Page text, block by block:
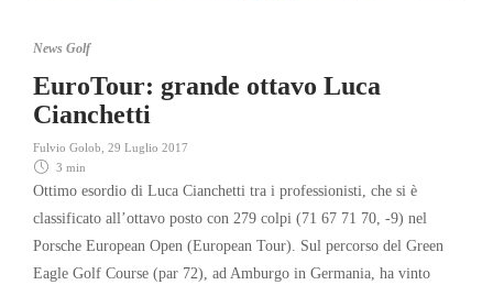
News Golf
EuroTour: grande ottavo Luca
Cianchetti
Fulvio Golob 29 Luglio 2017
3 min
Ottimo esordio di Luca Cianchetti tra i professionisti, che si è
classificato all’ottavo posto con 279 colpi (71 67 71 70, -9) nel
Porsche European Open (European Tour). Sul percorso del Green
Eagle Golf Course (par 72), ad Amburgo in Germania, ha vinto